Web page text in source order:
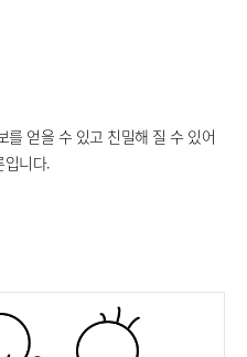
를 얻을 수 있고 친밀해 질 수 있어
입니다.